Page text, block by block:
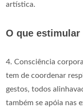
artística.
O que
4. Consciência
tem de coordenar
gestos, todos
também se apóia nas